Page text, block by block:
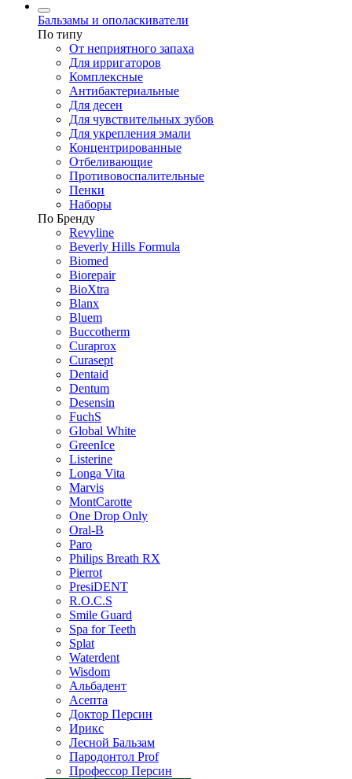
Бальзамы и ополаскиватели
По типу
От неприятного запаха
Для ирригаторов
Комплексные
Антибактериальные
Для десен
Для чувствительных зубов
Для укрепления эмали
Концентрированные
Отбеливающие
Противовоспалительные
Пенки
Наборы
По Бренду
Revyline
Beverly Hills Formula
Biomed
Biorepair
BioXtra
Blanx
Bluem
Buccotherm
Curaprox
Curasept
Dentaid
Dentum
Desensin
FuchS
Global White
GreenIce
Listerine
Longa Vita
Marvis
MontCarotte
One Drop Only
Oral-B
Paro
Philips Breath RX
Pierrot
PresiDENT
R.O.C.S
Smile Guard
Spa for Teeth
Splat
Waterdent
Wisdom
Альбадент
Асепта
Доктор Персин
Ирикс
Лесной Бальзам
Пародонтол Prof
Профессор Персин